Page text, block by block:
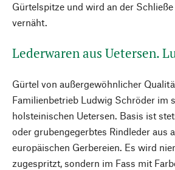
Gürtelspitze und wird an der
vernäht.
Lederwaren aus Uetersen.
Gürtel von außergewöhnlicher
Familienbetrieb Ludwig Schröder im
holsteinischen Uetersen. Basis ist
oder grubengegerbtes Rindleder aus
europäischen Gerbereien. Es wird
zugespritzt, sondern im Fass mit